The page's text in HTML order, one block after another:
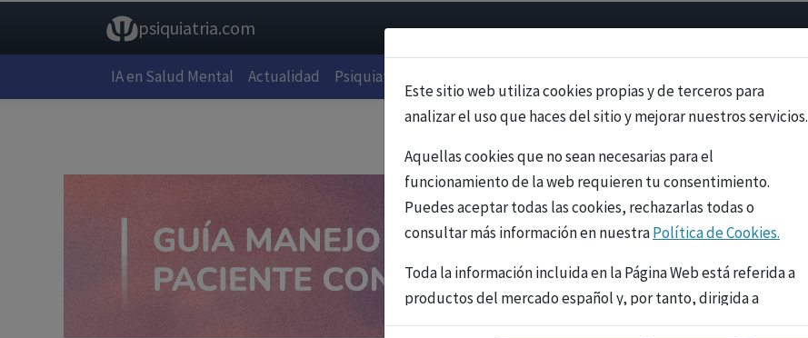
psiquiatria.com
IA en Salud Mental Actualidad Psiquiatría
Este sitio web utiliza cookies propias y de terceros para
analizar el uso que haces del sitio y mejorar nuestros servicios.
Aquellas cookies que no sean necesarias para el
funcionamiento de la web requieren tu consentimiento.
Puedes aceptar todas las cookies, rechazarlas todas o
consultar más información en nuestraPolítica de Cookies.
Toda la información incluida en la Página Web está referida a
productos del mercado español y, por tanto, dirigida a
profesionales sanitarios legalmente facultados para